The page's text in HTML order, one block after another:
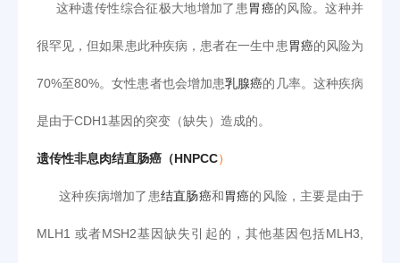
这种遗传性综合征极大地增加了患胃癌的风险。这种并
很罕见，但如果患此种疾病，患者在一生中患胃癌的风险为
70%至80%。女性患者也会增加患乳腺癌的几率。这种疾病
是由于CDH1基因的突变（缺失）造成的。
遗传性非息肉结直肠癌（HNPCC）
这种疾病增加了患结直肠癌和胃癌的风险，主要是由于
MLH1 或者MSH2基因缺失引起的，其他基因包括MLH3,